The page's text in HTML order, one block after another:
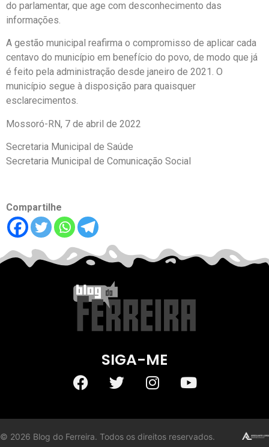
do parlamentar, que age com desconhecimento das
informações.
A gestão municipal reafirma o compromisso de aplicar cada
centavo do município em benefício do povo, de modo que já
é feito pela administração desde janeiro de 2021. O
município segue à disposição para quaisquer
esclarecimentos.
Mossoró-RN, 7 de abril de 2022
Secretaria Municipal de Saúde
Secretaria Municipal de Comunicação Social
Compartilhe
SIGA-ME
© 2026 Blog do Ferreira. Todos os direitos reservados.